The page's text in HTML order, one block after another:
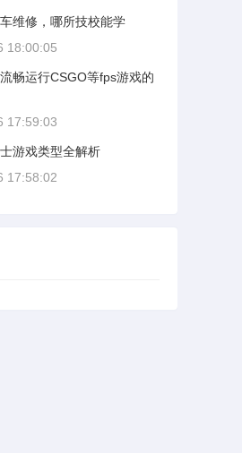
维修，哪所技校能学
18:00:05
畅运行CSGO等fps游戏的
17:59:03
游戏类型全解析
17:58:02